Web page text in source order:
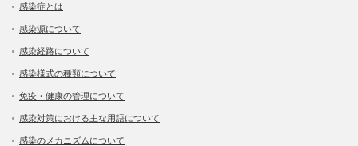
感染症とは
感染源について
感染経路について
感染様式の種類について
免疫・健康の管理について
感染対策における主な用語について
感染のメカニズムについて